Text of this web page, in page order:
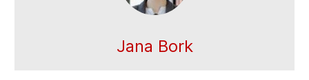
Jana Bork